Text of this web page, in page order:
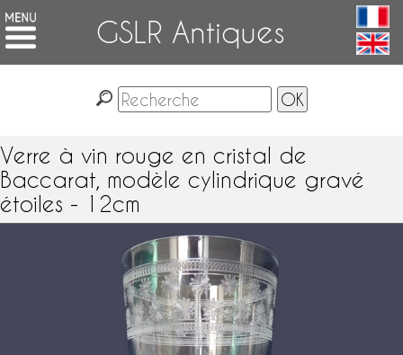
GSLR Antiques
Verre à vin rouge en cristal de
Baccarat, modèle cylindrique gravé
étoiles - 12cm